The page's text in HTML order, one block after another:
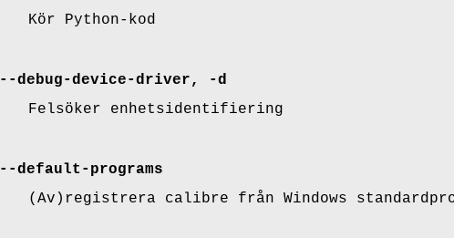
Kör Python-kod
--debug-device-driver, -d
Felsöker enhetsidentifiering
--default-programs
(Av)registrera calibre från Windows